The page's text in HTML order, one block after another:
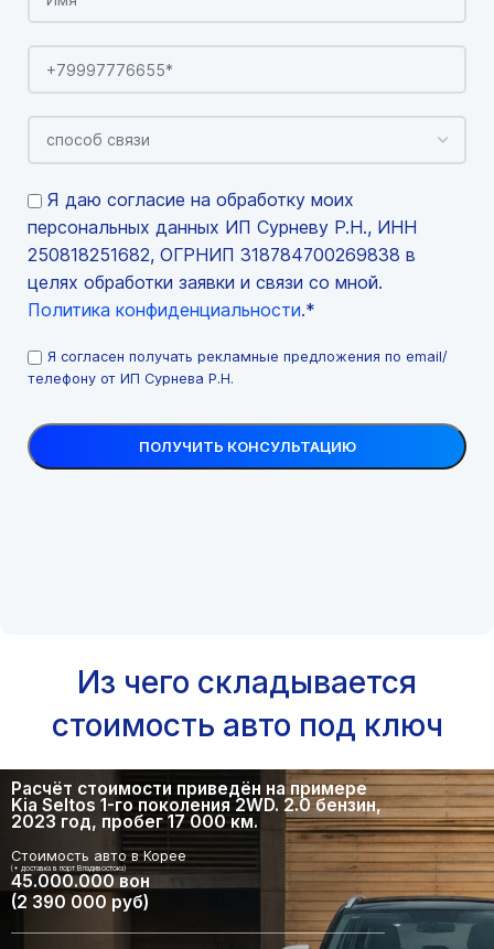
Я даю согласие на обработку моих
персональных данных ИП Сурневу Р.Н., ИНН
250818251682, ОГРНИП 318784700269838 в
целях обработки заявки и связи со мной.
Политика конфиденциальности.*
Я согласен получать рекламные предложения по email/
телефону от ИП Сурнева Р.Н.
Из чего складывается
стоимость авто под ключ
Расчёт стоимости приведён на примере
Kia Seltos 1-го поколения 2WD. 2.0 бензин,
2023 год, пробег 17 000 км.
Стоимость авто в Корее
(+ доставка в порт Владивостока)
45.000.000 вон
(2 390 000 руб)